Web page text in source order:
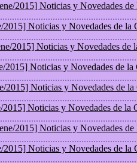
2015] Noticias y Novedades
2015] Noticias y Novedades de la
2015] Noticias y Novedades de
2015] Noticias y Novedades de la
2015] Noticias y Novedades de
2015] Noticias y Novedades de la
2015] Noticias y Novedades
2015] Noticias y Novedades de la